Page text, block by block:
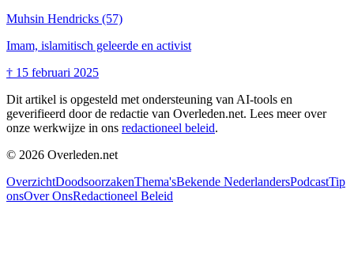
Muhsin Hendricks (57)
Imam, islamitisch geleerde en activist
† 15 februari 2025
Dit artikel is opgesteld met ondersteuning van AI-tools en
geverifieerd door de redactie van Overleden.net. Lees meer over
onze werkwijze in ons redactioneel beleid.
© 2026 Overleden.net
OverzichtDoodsoorzakenThema'sBekende NederlandersPodcastTip
onsOver OnsRedactioneel Beleid